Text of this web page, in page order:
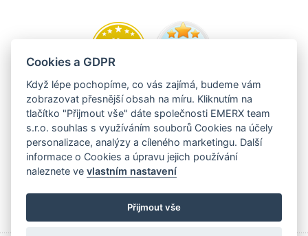
Cookies a GDPR
Když lépe pochopíme, co vás zajímá, budeme vám
zobrazovat přesnější obsah na míru. Kliknutím na
tlačítko "Přijmout vše" dáte společnosti EMERX team
s.r.o. souhlas s využíváním souborů Cookies na účely
personalizace, analýzy a cíleného marketingu. Další
informace o Cookies a úpravu jejich používání
naleznete vevlastním nastavení
Přijmout vše